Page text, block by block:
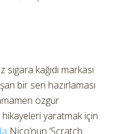
sigara kağıdı markası
bir seri hazırlaması
özgür
hikayeleri yaratmak için
Nico’nun ‘Scratch